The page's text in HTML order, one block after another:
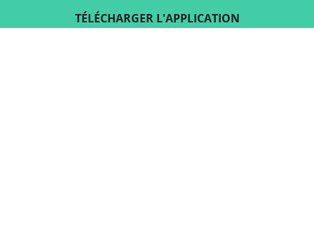
TÉLÉCHARGER L'APPLICATION